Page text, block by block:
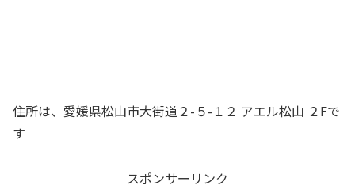
住所は、愛媛県松山市大街道２-５-１２ アエル松山 ２Fで
す
スポンサーリンク